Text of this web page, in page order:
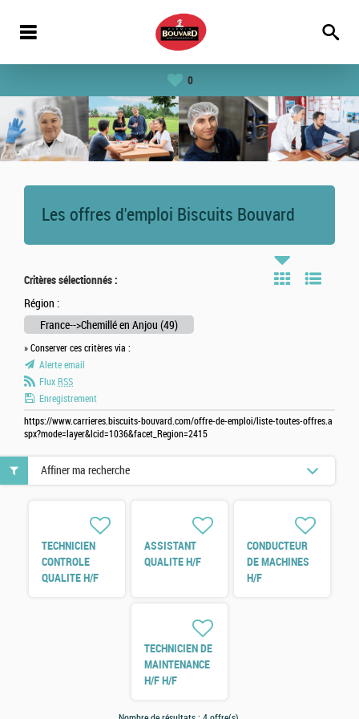
0
Les offres d'emploi Biscuits Bouvard
Critères sélectionnés :
Région :
France-->Chemillé en Anjou (49)
» Conserver ces critères via :
Alerte email
Flux RSS
Enregistrement
https://www.carrieres.biscuits-bouvard.com/offre-de-emploi/liste-toutes-offres.a
spx?mode=layer&lcid=1036&facet_Region=2415
TECHNICIEN
CONTROLE
QUALITE H/F
ASSISTANT
QUALITE H/F
CONDUCTEUR
DE MACHINES
H/F
TECHNICIEN DE
MAINTENANCE
H/F H/F
Affiner ma recherche